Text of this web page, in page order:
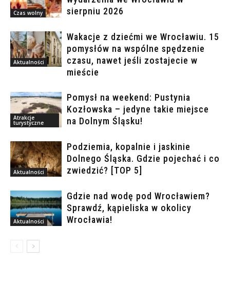
Czas wolny
sierpniu 2026
Aktualności
Wakacje z dziećmi we Wrocławiu. 15
pomysłów na wspólne spędzenie
czasu, nawet jeśli zostajecie w
mieście
Atrakcje
turystyczne
Pomysł na weekend: Pustynia
Kozłowska – jedyne takie miejsce
na Dolnym Śląsku!
Aktualności
Podziemia, kopalnie i jaskinie
Dolnego Śląska. Gdzie pojechać i co
zwiedzić? [TOP 5]
Aktualności
Gdzie nad wodę pod Wrocławiem?
Sprawdź, kąpieliska w okolicy
Wrocławia!